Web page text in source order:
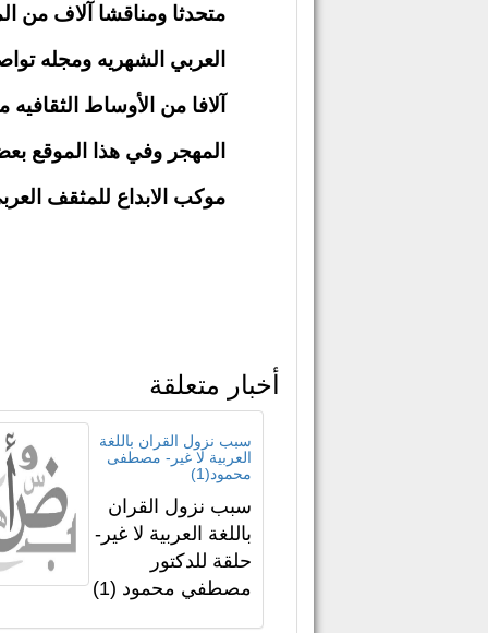
متحدثا ومناقشا آلاف من
العربي الشهريه ومجله
آلافا من الأوساط
المهجر وفي هذا الموقع
موكب الابداع للمثقف
أخبار متعلقة
سبب نزول القران باللغة
العربية لا غير- مصطفى
محمود(1)
سبب نزول القران
باللغة العربية لا غير-
حلقة للدكتور
مصطفي محمود (1)